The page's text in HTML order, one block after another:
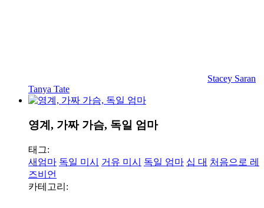
Stacey Saran
Tanya Tate
영계, 가짜 가슴, 독일 엄마
태그:
새엄마 독일 미시 거유 미시 독일 엄마 십 대 처음으로 레
즈비언
카테고리: